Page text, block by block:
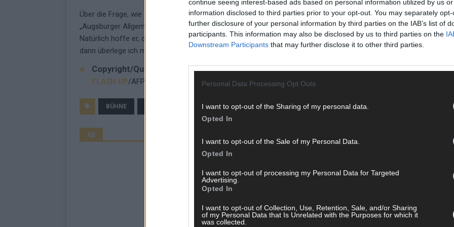
continue seeing interest-based ads based on personal information utilized by us
information disclosed to third parties prior to your opt-out. You may separately
further disclosure of your personal information by third parties on the IAB’s list of
participants. This information may also be disclosed by us to third parties on the
Downstream Participants that may further disclose it to other third parties.
Personal Data Processing Opt Outs
I want to opt-out of the Sharing of my personal data.
Opted In
I want to opt-out of the Sale of my Personal Data.
Opted In
I want to opt-out of processing my Personal Data for Targeted
Advertising.
Opted In
I want to opt-out of Collection, Use, Retention, Sale, and/or Sharing
of my Personal Data that Is Unrelated with the Purposes for which it
was collected.
Über die Frage, wie er selbst alt werden wolle, denke er aber nicht so viel nach, sagte Polt der
„Augsburger Allgemeinen“. „Es gibt diesen Witz: Was will ein 99-Jähriger unbedingt? Hundert werden.“
Natürlich hoffe er, dass er am nächsten Tag frühstücke. „Und wenn ich mir schwere Gedanken mache,
dann überlege ich mir höchstens, wann ich mal wieder ein Weißwurstfrühstück mache.“
Copyright/Quelle
FLASH UP/AFP
BÜHNE GERHARD POLT LACHER
AD